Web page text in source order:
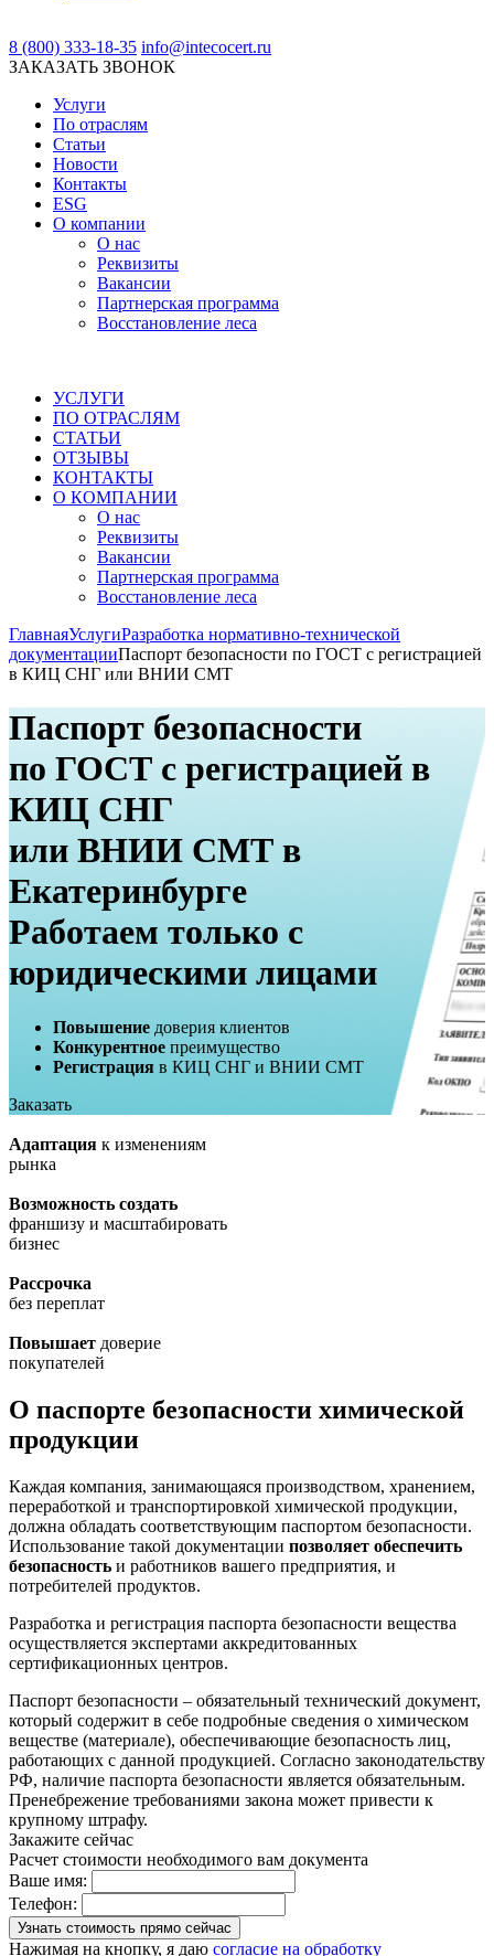
8 (800) 333-18-35 info@intecocert.ru
ЗАКАЗАТЬ ЗВОНОК
Услуги
По отраслям
Статьи
Новости
Контакты
ESG
О компании
О нас
Реквизиты
Вакансии
Партнерская программа
Восстановление леса
УСЛУГИ
ПО ОТРАСЛЯМ
СТАТЬИ
ОТЗЫВЫ
КОНТАКТЫ
О КОМПАНИИ
О нас
Реквизиты
Вакансии
Партнерская программа
Восстановление леса
ГлавнаяУслугиРазработка нормативно-технической
документацииПаспорт безопасности по ГОСТ с регистрацией
в КИЦ СНГ или ВНИИ СМТ
Паспорт безопасности
по ГОСТ с регистрацией в
КИЦ СНГ
или ВНИИ СМТ в
Екатеринбурге
Работаем только с
юридическими лицами
Повышение доверия клиентов
Конкурентное преимущество
Регистрация в КИЦ СНГ и ВНИИ СМТ
Заказать
Адаптация к изменениям
рынка
Возможность создать
франшизу и масштабировать
бизнес
Рассрочка
без переплат
Повышает доверие
покупателей
О паспорте безопасности химической
продукции
Каждая компания, занимающаяся производством, хранением,
переработкой и транспортировкой химической продукции,
должна обладать соответствующим паспортом безопасности.
Использование такой документации позволяет обеспечить
безопасность и работников вашего предприятия, и
потребителей продуктов.
Разработка и регистрация паспорта безопасности вещества
осуществляется экспертами аккредитованных
сертификационных центров.
Паспорт безопасности – обязательный технический документ,
который содержит в себе подробные сведения о химическом
веществе (материале), обеспечивающие безопасность лиц,
работающих с данной продукцией. Согласно законодательству
РФ, наличие паспорта безопасности является обязательным.
Пренебрежение требованиями закона может привести к
крупному штрафу.
Закажите сейчас
Расчет стоимости необходимого вам документа
Ваше имя:
Телефон:
Нажимая на кнопку, я даю согласие на обработку